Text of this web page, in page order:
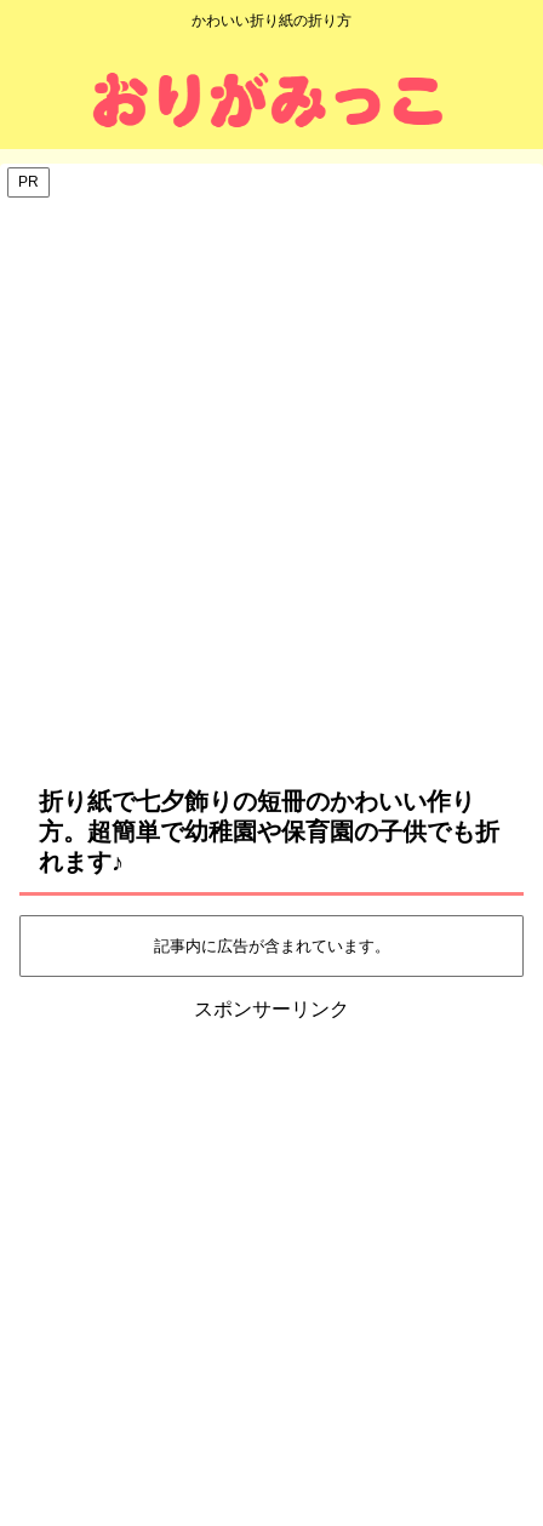
かわいい折り紙の折り方
PR
折り紙で七夕飾りの短冊のかわいい作り
方。超簡単で幼稚園や保育園の子供でも折
れます♪
記事内に広告が含まれています。
スポンサーリンク